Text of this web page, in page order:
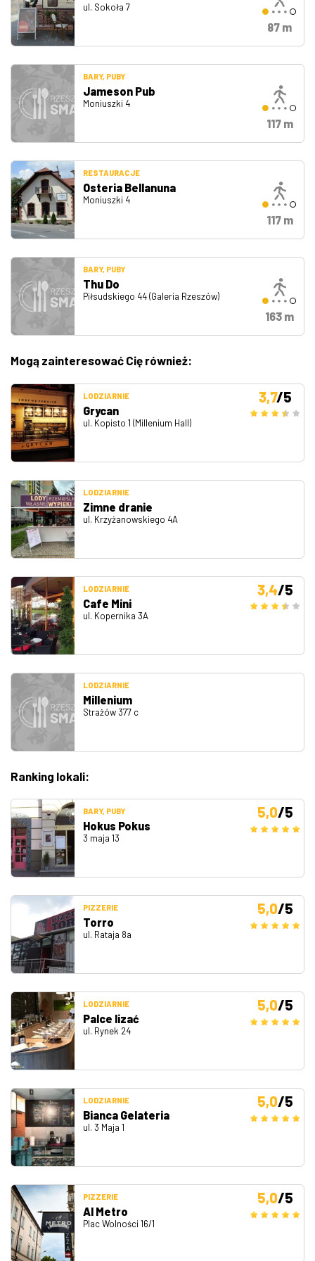
ul. Sokoła 7
87 m
BARY, PUBY
Jameson Pub
Moniuszki 4
117 m
RESTAURACJE
Osteria Bellanuna
Moniuszki 4
117 m
BARY, PUBY
Thu Do
Piłsudskiego 44 (Galeria Rzeszów)
163 m
Mogą zainteresować Cię również:
LODZIARNIE
Grycan
ul. Kopisto 1 (Millenium Hall)
3,7/5
LODZIARNIE
Zimne dranie
ul. Krzyżanowskiego 4A
LODZIARNIE
Cafe Mini
ul. Kopernika 3A
3,4/5
LODZIARNIE
Millenium
Strażów 377 c
Ranking lokali:
BARY, PUBY
Hokus Pokus
3 maja 13
5,0/5
PIZZERIE
Torro
ul. Rataja 8a
5,0/5
LODZIARNIE
Palce lizać
ul. Rynek 24
5,0/5
LODZIARNIE
Bianca Gelateria
ul. 3 Maja 1
5,0/5
PIZZERIE
Al Metro
Plac Wolności 16/1
5,0/5